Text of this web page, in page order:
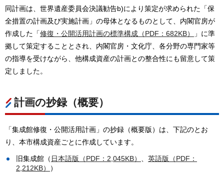
同計画は、世界遺産委員会決議勧告b)により策定が求められた「保
全措置の計画及び実施計画」の母体となるものとして、内閣官房が
作成した「修復・公開活用計画の標準構成（PDF：682KB）
」に準
拠して策定することとされ、内閣官房・文化庁、各分野の専門家等
の指導を受けながら、他構成資産の計画との整合性にも留意して策
定しました。
計画の抄録（概要）
「集成館修復・公開活用計画」の抄録（概要版）は、下記のとお
り、本市構成資産ごとに作成しています。
旧集成館（ 日本語版（PDF：2,045KB）
英語版（PDF：
2,212KB）
）